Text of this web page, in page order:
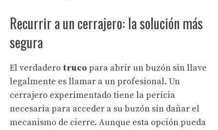
Recurrir a un cerrajero: la solución más
segura
El verdadero truco para abrir un buzón sin llave
legalmente es llamar a un profesional. Un
cerrajero experimentado tiene la pericia
necesaria para acceder a su buzón sin dañar el
mecanismo de cierre. Aunque esta opción pueda